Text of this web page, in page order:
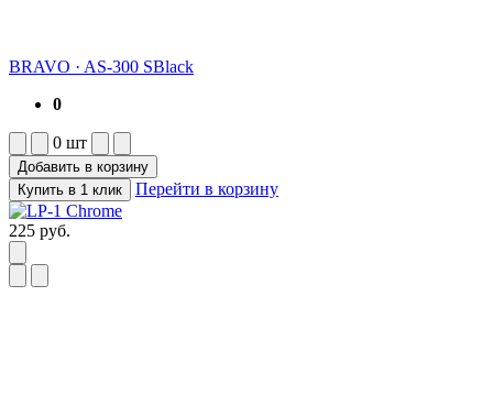
BRAVO · AS-300 SBlack
0
0 шт
Добавить в корзину
Купить в 1 клик
Перейти в корзину
225 руб.